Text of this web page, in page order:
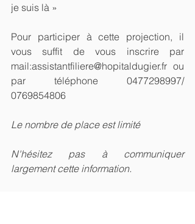
je suis là »
Pour participer à cette projection, il
vous suffit de vous inscrire par
mail:assistantfiliere@hopitaldugier.fr ou
par téléphone 0477298997/
0769854806
Le nombre de place est limité
N'hésitez pas à communiquer
largement cette information.